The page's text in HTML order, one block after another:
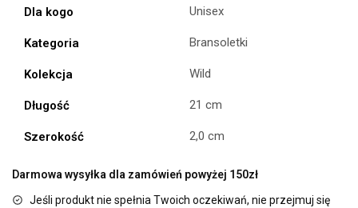
Dla kogo Unisex
Kategoria Bransoletki
Kolekcja Wild
Długość 21 cm
Szerokość 2,0 cm
Darmowa wysyłka dla zamówień powyżej 150zł
Jeśli produkt nie spełnia Twoich oczekiwań, nie przejmuj się